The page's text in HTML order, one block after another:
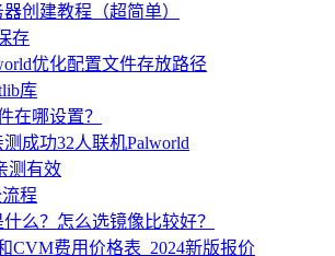
创建教程（超简单）
存
优化配置文件存放路径
库
在哪设置？
成功32人联机Palworld
测有效
程
么？怎么选镜像比较好？
CVM费用价格表_2024新版报价